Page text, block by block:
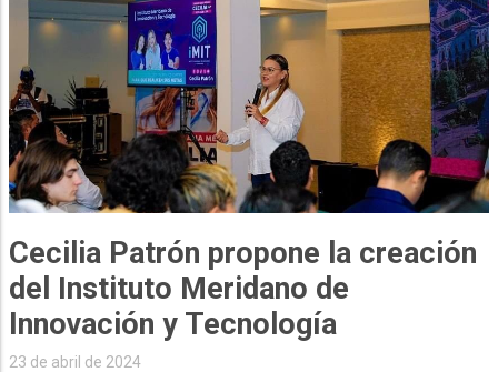
Cecilia Patrón propone la creación
del Instituto Meridano de
Innovación y Tecnología
23 de abril de 2024